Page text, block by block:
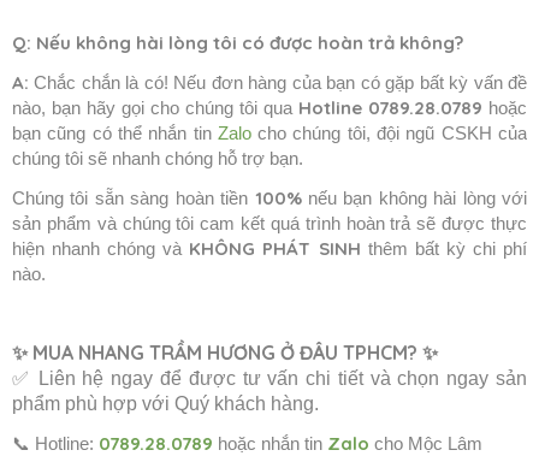
Q: Nếu không hài lòng tôi có được hoàn trả không?
A: Chắc chắn là có! Nếu đơn hàng của bạn có gặp bất kỳ vấn đề
nào, bạn hãy gọi cho chúng tôi qua Hotline 0789.28.0789 hoặc
bạn cũng có thể nhắn tin Zalocho chúng tôi, đội ngũ CSKH của
chúng tôi sẽ nhanh chóng hỗ trợ bạn.
Chúng tôi sẵn sàng hoàn tiền 100%nếu bạn không hài lòng với
sản phẩm và chúng tôi cam kết quá trình hoàn trả sẽ được thực
hiện nhanh chóng và KHÔNG PHÁT SINH thêm bất kỳ chi phí
nào.
✨ MUA NHANG TRẦM HƯƠNG Ở ĐÂU TPHCM? ✨
✅ Liên hệ ngay để được tư vấn chi tiết và chọn ngay sản
phẩm phù hợp với Quý khách hàng.
📞 Hotline: 0789.28.0789 hoặc nhắn tin Zalo cho Mộc Lâm